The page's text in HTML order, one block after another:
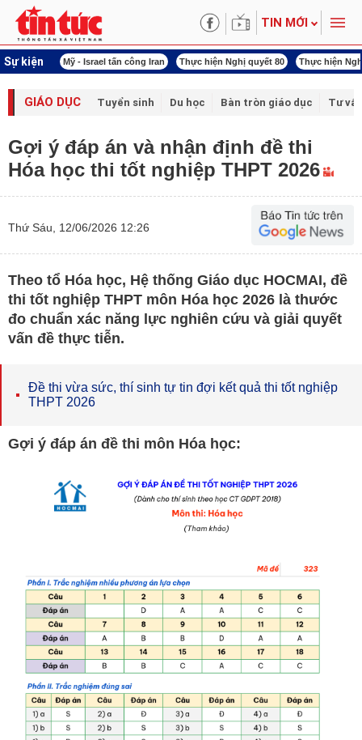
TIN MỚI
Sự kiện
lượng Mỹ - Israel tấn công Iran Thực hiện Nghị quyết 80 Thực hiện
GIÁO DỤC Tuyển sinh Du học Bàn tròn giáo dục Tư
Gợi ý đáp án và nhận định đề thi
Hóa học thi tốt nghiệp THPT 2026
Thứ Sáu, 12/06/2026 12:26
Theo tổ Hóa học, Hệ thống Giáo dục HOCMAI, đề
thi tốt nghiệp THPT môn Hóa học 2026 là thước
đo chuẩn xác năng lực nghiên cứu và giải quyết
vấn đề thực tiễn.
Đề thi vừa sức, thí sinh tự tin đợi kết quả thi tốt nghiệp
THPT 2026
Gợi ý đáp án đề thi môn Hóa học: